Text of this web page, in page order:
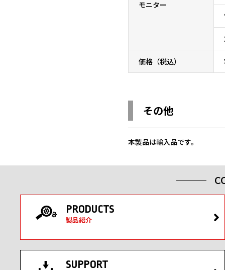
モニター
価格（税込）
その他
本製品は輸入品です。
PRODUCTS
製品紹介
SUPPORT